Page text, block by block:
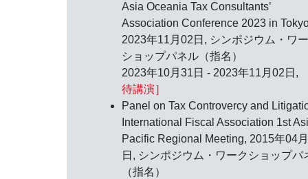
Asia Oceania Tax Consultants’
Association Conference 2023 in
2023年11月02日 , シンポジウム・ワ
ショップパネル（指名）
2023年10月31日 - 2023年11月02日,
待講演］
Panel on Tax Controvercy and
International Fiscal Association 1st
Pacific Regional Meeting, 2015年04
日 , シンポジウム・ワークショップパ
（指名）